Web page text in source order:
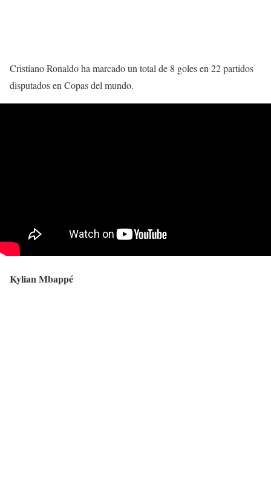
Cristiano Ronaldo ha marcado un total de 8 goles en 22 partidos
disputados en Copas del mundo.
Kylian Mbappé